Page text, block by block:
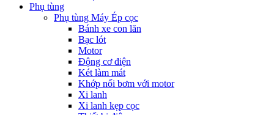
Phụ tùng
Phụ tùng Máy Ép cọc
Bánh xe con lăn
Bạc lót
Motor
Động cơ điện
Két làm mát
Khớp nối bơm với motor
Xi lanh
Xi lanh kẹp cọc